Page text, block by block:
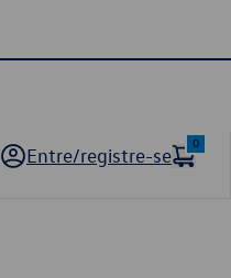
Entre/registre-se
0